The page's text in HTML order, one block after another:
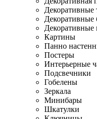
Декоративные
Декоративные
Декоративные
Картины
Панно
Постеры
Интерьерные
Подсвечники
Гобелены
Зеркала
Минибары
Шкатулки